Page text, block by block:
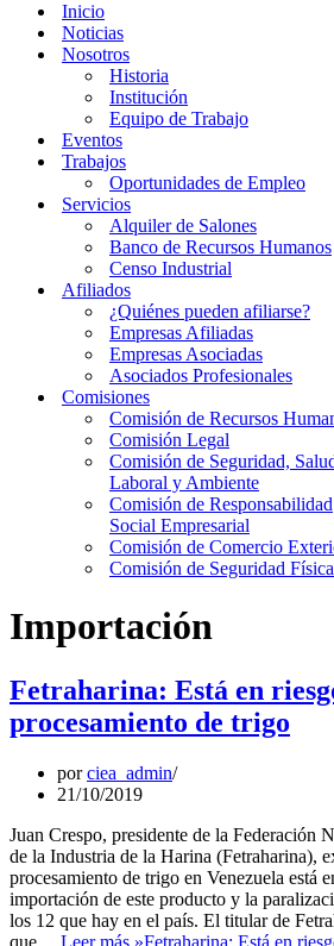
Inicio
Noticias
Nosotros
Historia
Institución
Equipo de Trabajo
Eventos
Trabajos
Oportunidades de Empleo
Servicios
Alquiler de Salones
Banco de Recursos Humanos
Censo Industrial
Afiliados
¿Quiénes pueden afiliarse?
Empresas Afiliadas
Empresas Asociadas
Asociados Profesionales
Comisiones
Comisión de Recursos
Comisión Legal
Comisión de Seguridad,
Laboral y Ambiente
Comisión de Responsabilidad
Social Empresarial
Comisión de Comercio
Comisión de Seguridad Física
Importación
Fetraharina: Está en
procesamiento de trigo
porciea_admin
21/10/2019
Juan Crespo, presidente de la Federación
de la Industria de la Harina (Fetraharina),
procesamiento de trigo en Venezuela está
importación de este producto y la
los 12 que hay en el país. El titular de
que… Leer más »Fetraharina: Está en